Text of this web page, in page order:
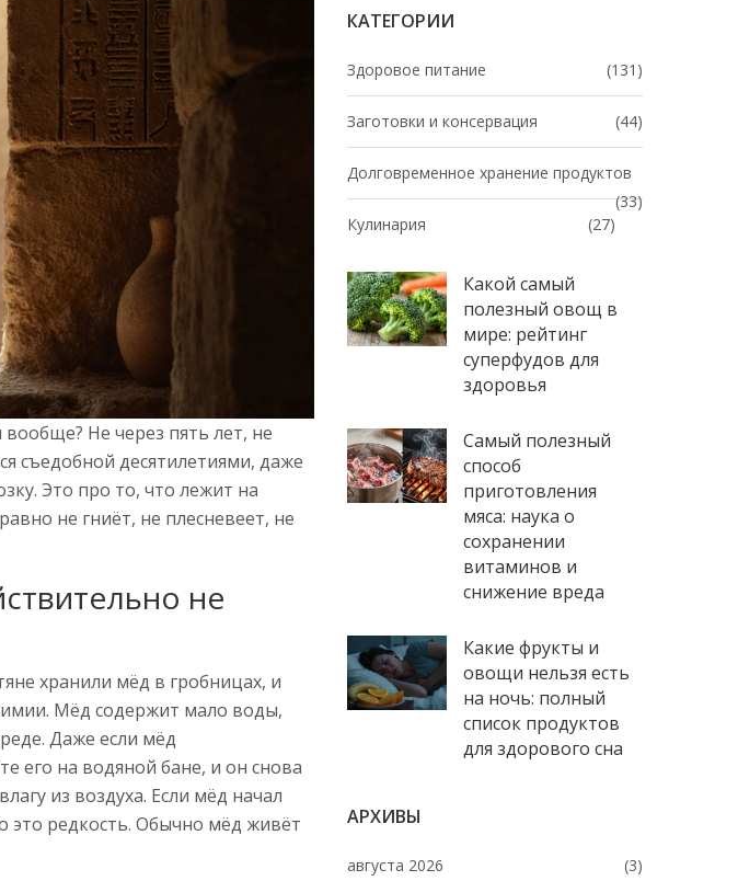
КАТЕГОРИИ
Здоровое питание (131)
Заготовки и консервация (44)
Долговременное хранение продуктов
(33)
Кулинария
(27)
Какой самый
полезный овощ в
мире: рейтинг
суперфудов для
здоровья
Самый полезный
способ
приготовления
мяса: наука о
сохранении
витаминов и
снижение вреда
Какие фрукты и
овощи нельзя есть
на ночь: полный
список продуктов
для здорового сна
АРХИВЫ
августа 2026 (3)
Не через пять лет, не
съедобной десятилетиями, даже
Это про то, что лежит на
не гниёт, не плесневеет, не
не
хранили мёд в гробницах, и
Мёд содержит мало воды,
Даже если мёд
его на водяной бане, и он снова
из воздуха. Если мёд начал
это редкость. Обычно мёд живёт